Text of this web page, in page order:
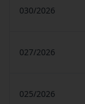
030/2026
027/2026
025/2026